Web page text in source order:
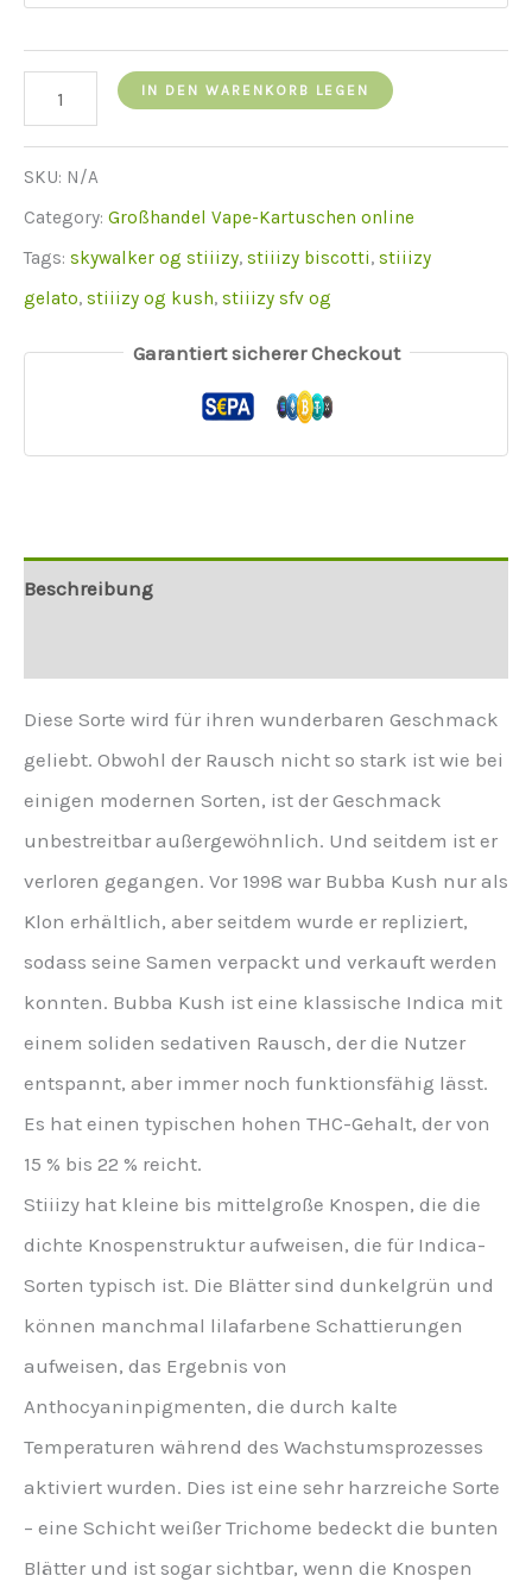
Stiiizy
(Sky
og)
menge
IN DEN WARENKORB LEGEN
SKU: N/A
Category: Großhandel Vape-Kartuschen online
Tags: skywalker og stiiizy, stiiizy biscotti, stiiizy
gelato, stiiizy og kush, stiiizy sfv og
Garantiert sicherer Checkout
Beschreibung
Diese Sorte wird für ihren wunderbaren Geschmack
geliebt. Obwohl der Rausch nicht so stark ist wie bei
einigen modernen Sorten, ist der Geschmack
unbestreitbar außergewöhnlich. Und seitdem ist er
verloren gegangen. Vor 1998 war Bubba Kush nur als
Klon erhältlich, aber seitdem wurde er repliziert,
sodass seine Samen verpackt und verkauft werden
konnten. Bubba Kush ist eine klassische Indica mit
einem soliden sedativen Rausch, der die Nutzer
entspannt, aber immer noch funktionsfähig lässt.
Es hat einen typischen hohen THC-Gehalt, der von
15 % bis 22 % reicht.
Stiiizy hat kleine bis mittelgroße Knospen, die die
dichte Knospenstruktur aufweisen, die für Indica-
Sorten typisch ist. Die Blätter sind dunkelgrün und
können manchmal lilafarbene Schattierungen
aufweisen, das Ergebnis von
Anthocyaninpigmenten, die durch kalte
Temperaturen während des Wachstumsprozesses
aktiviert wurden. Dies ist eine sehr harzreiche Sorte
– eine Schicht weißer Trichome bedeckt die bunten
Blätter und ist sogar sichtbar, wenn die Knospen